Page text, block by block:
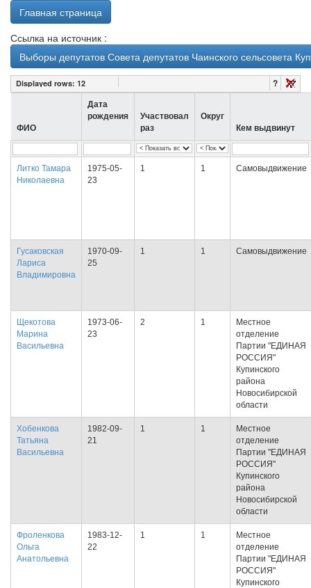
Главная страница
Ссылка на источник :
Выборы депутатов Совета депутатов Чаинского сельсовета
Displayed rows: 12 ?
ФИО
Дата
рождения
Участвовал
раз
Округ
Кем выдвинут
Литко Тамара
Николаевна
1975-05-
23
1 1 Самовыдвижение
Гусаковская
Лариса
Владимировна
1970-09-
25
1 1 Самовыдвижение
Щекотова
Марина
Васильевна
1973-06-
23
2 1
Местное
отделение
Партии "ЕДИНАЯ
РОССИЯ"
Купинского
района
Новосибирской
области
Хобенкова
Татьяна
Васильевна
1982-09-
21
1 1
Местное
отделение
Партии "ЕДИНАЯ
РОССИЯ"
Купинского
района
Новосибирской
области
Фроленкова
Ольга
Анатольевна
1983-12-
22
1 1
Местное
отделение
Партии "ЕДИНАЯ
РОССИЯ"
Купинского